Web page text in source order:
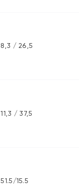
8,3 / 26,5
11,3 / 37,5
51.5/15.5